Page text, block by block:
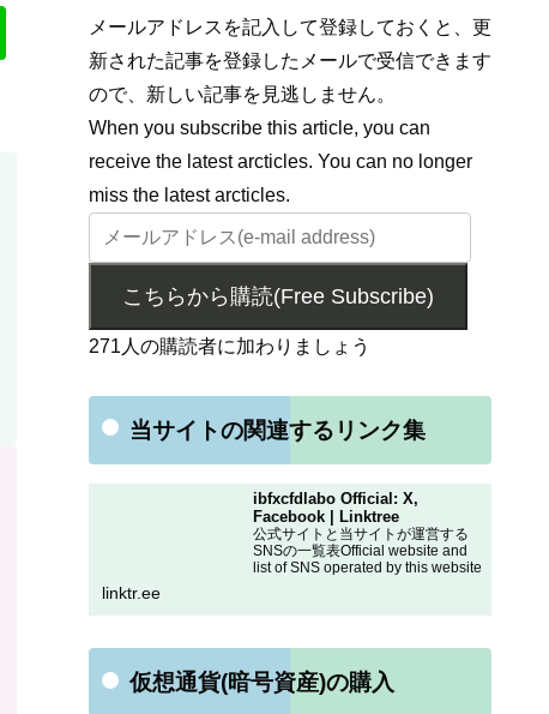
メールアドレスを記入して登録しておくと、更
新された記事を登録したメールで受信できます
ので、新しい記事を見逃しません。
When you subscribe this article, you can
receive the latest arcticles. You can no longer
miss the latest arcticles.
こちらから購読(Free Subscribe)
271人の購読者に加わりましょう
当サイトの関連するリンク集
ibfxcfdlabo Official: X,
Facebook | Linktree
公式サイトと当サイトが運営する
SNSの一覧表Official website and
list of SNS operated by this website
linktr.ee
仮想通貨(暗号資産)の購入